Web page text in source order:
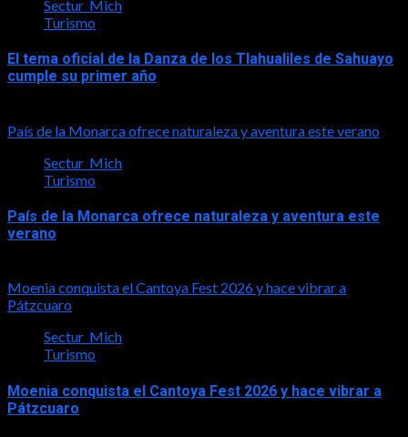
Sectur_Mich
Turismo
El tema oficial de la Danza de los Tlahualiles de Sahuayo
cumple su primer año
País de la Monarca ofrece naturaleza y aventura este verano
Sectur_Mich
Turismo
País de la Monarca ofrece naturaleza y aventura este
verano
Moenia conquista el Cantoya Fest 2026 y hace vibrar a
Pátzcuaro
Sectur_Mich
Turismo
Moenia conquista el Cantoya Fest 2026 y hace vibrar a
Pátzcuaro